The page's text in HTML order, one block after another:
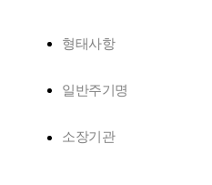
형태사항
일반주기명
소장기관